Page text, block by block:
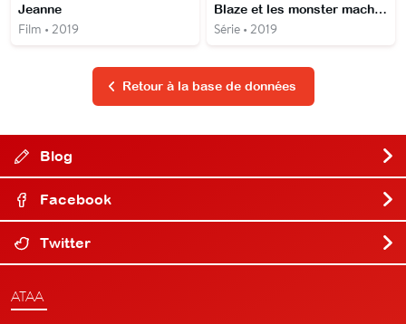
Jeanne
Film • 2019
Blaze et les monster machines
Série • 2019
Retour à la base de données
Blog
Facebook
Twitter
ATAA